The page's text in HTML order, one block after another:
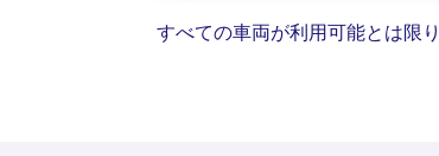
すべての車両が利用可能とは限